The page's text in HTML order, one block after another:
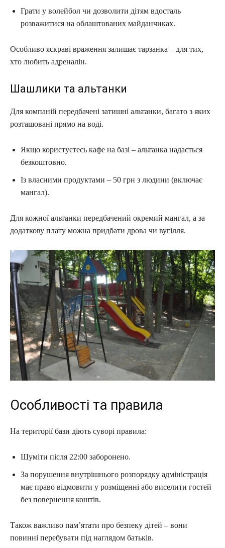
Грати у волейбол чи дозволити дітям вдосталь
розважитися на облаштованих майданчиках.
Особливо яскраві враження залишає тарзанка – для тих,
хто любить адреналін.
Шашлики та альтанки
Для компаній передбачені затишні альтанки, багато з яких
розташовані прямо на воді.
Якщо користуєтесь кафе на базі – альтанка надається
безкоштовно.
Із власними продуктами – 50 грн з людини (включає
мангал).
Для кожної альтанки передбачений окремий мангал, а за
додаткову плату можна придбати дрова чи вугілля.
Особливості та правила
На території бази діють суворі правила:
Шуміти після 22:00 заборонено.
За порушення внутрішнього розпорядку адміністрація
має право відмовити у розміщенні або виселити гостей
без повернення коштів.
Також важливо пам’ятати про безпеку дітей – вони
повинні перебувати під наглядом батьків.